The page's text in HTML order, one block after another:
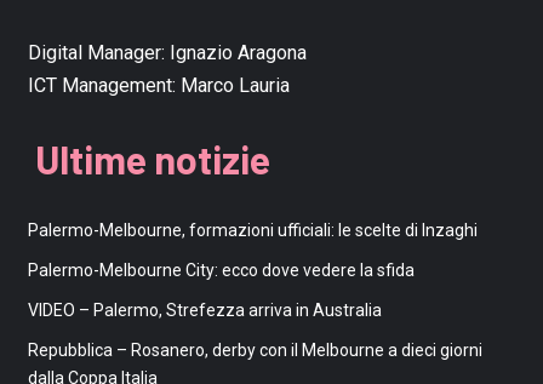
Digital Manager: Ignazio Aragona
ICT Management: Marco Lauria
Ultime notizie
Palermo-Melbourne, formazioni ufficiali: le scelte di Inzaghi
Palermo-Melbourne City: ecco dove vedere la sfida
VIDEO – Palermo, Strefezza arriva in Australia
Repubblica – Rosanero, derby con il Melbourne a dieci giorni
dalla Coppa Italia